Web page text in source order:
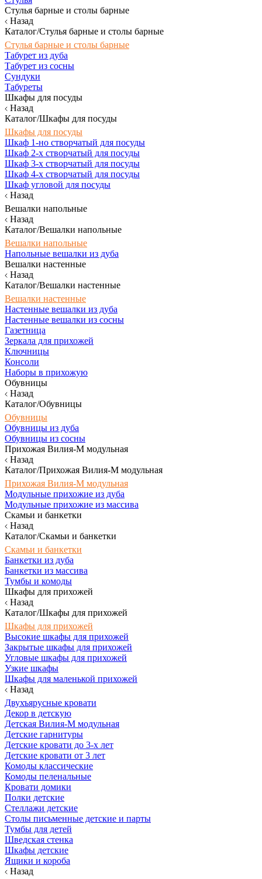
Стулья барные и столы барные
Назад
Каталог/Стулья барные и столы барные
Стулья барные и столы барные
Табурет из дуба
Табурет из сосны
Сундуки
Табуреты
Шкафы для посуды
Назад
Каталог/Шкафы для посуды
Шкафы для посуды
Шкаф 1-но створчатый для посуды
Шкаф 2-х створчатый для посуды
Шкаф 3-х створчатый для посуды
Шкаф 4-х створчатый для посуды
Шкаф угловой для посуды
Назад
Вешалки напольные
Назад
Каталог/Вешалки напольные
Вешалки напольные
Напольные вешалки из дуба
Вешалки настенные
Назад
Каталог/Вешалки настенные
Вешалки настенные
Настенные вешалки из дуба
Настенные вешалки из сосны
Газетница
Зеркала для прихожей
Ключницы
Консоли
Наборы в прихожую
Обувницы
Назад
Каталог/Обувницы
Обувницы
Обувницы из дуба
Обувницы из сосны
Прихожая Вилия-М модульная
Назад
Каталог/Прихожая Вилия-М модульная
Прихожая Вилия-М модульная
Модульные прихожие из дуба
Модульные прихожие из массива
Скамьи и банкетки
Назад
Каталог/Скамьи и банкетки
Скамьи и банкетки
Банкетки из дуба
Банкетки из массива
Тумбы и комоды
Шкафы для прихожей
Назад
Каталог/Шкафы для прихожей
Шкафы для прихожей
Высокие шкафы для прихожей
Закрытые шкафы для прихожей
Угловые шкафы для прихожей
Узкие шкафы
Шкафы для маленькой прихожей
Назад
Двухъярусные кровати
Декор в детскую
Детская Вилия-М модульная
Детские гарнитуры
Детские кровати до 3-х лет
Детские кровати от 3 лет
Комоды классические
Комоды пеленальные
Кровати домики
Полки детские
Стеллажи детские
Столы письменные детские и парты
Тумбы для детей
Шведская стенка
Шкафы детские
Ящики и короба
Назад